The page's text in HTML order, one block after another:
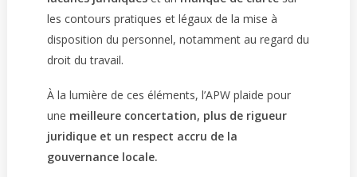
les contours pratiques et légaux de la mise à
disposition du personnel, notamment au regard du
droit du travail.
À la lumière de ces éléments, l’APW plaide pour
une meilleure concertation, plus de rigueur
juridique et un respect accru de la
gouvernance locale.